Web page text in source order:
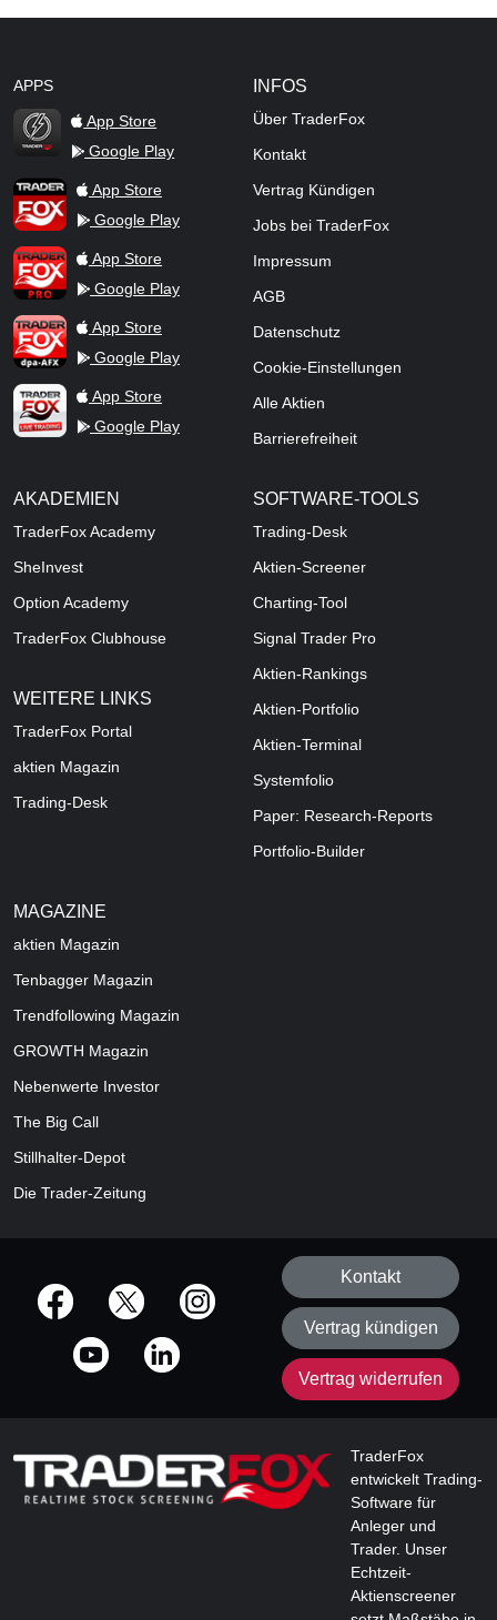
APPS
TraderFox Flash
App Store
Google Play
TraderFox AppApp Store
Google Play
TraderFox ProApp Store
Google Play
TraderFox dpa-AFX ProFeed
App Store
Google Play
TraderFox Live Trading
App Store
Google Play
INFOS
Über TraderFox
Kontakt
Vertrag Kündigen
Jobs bei TraderFox
Impressum
AGB
Datenschutz
Cookie-Einstellungen
Alle Aktien
Barrierefreiheit
AKADEMIEN
TraderFox Academy
SheInvest
Option Academy
TraderFox Clubhouse
WEITERE LINKS
TraderFox Portal
aktien Magazin
Trading-Desk
SOFTWARE-TOOLS
Trading-Desk
Aktien-Screener
Charting-Tool
Signal Trader Pro
Aktien-Rankings
Aktien-Portfolio
Aktien-Terminal
Systemfolio
Paper: Research-Reports
Portfolio-Builder
MAGAZINE
aktien Magazin
Tenbagger Magazin
Trendfollowing Magazin
GROWTH Magazin
Nebenwerte Investor
The Big Call
Stillhalter-Depot
Die Trader-Zeitung
offizielle Social Media-Accounts
Kontakt
Vertrag kündigen
Vertrag widerrufen
TraderFox
entwickelt Trading-
Software für
Anleger und
Trader. Unser
Echtzeit-
Aktienscreener